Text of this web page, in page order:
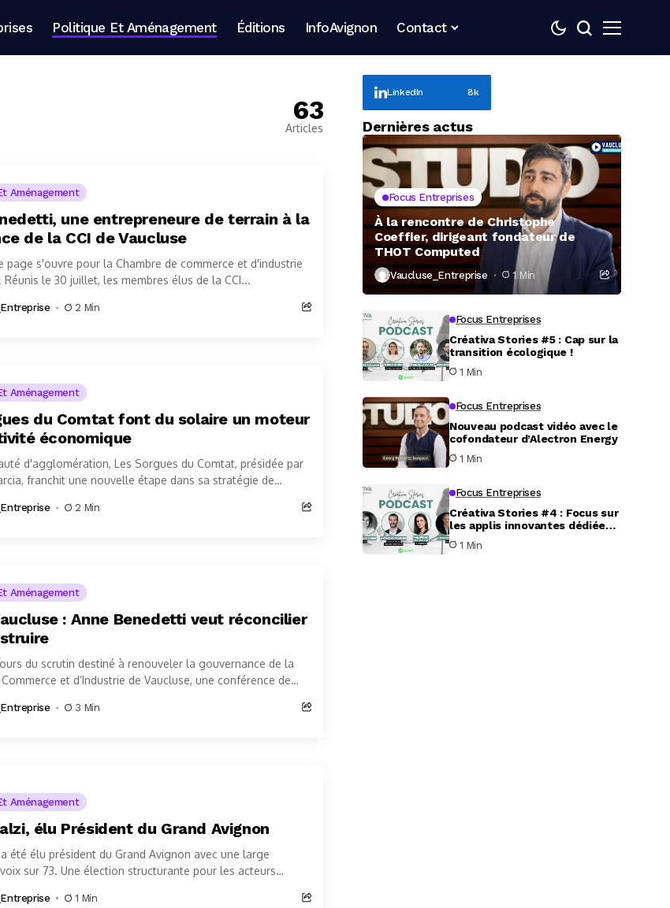
Politique Et Aménagement Éditions InfoAvignon Contact
63
Articles
Aménagement
une entrepreneure de terrain à la
de la CCI de Vaucluse
page s'ouvre pour la Chambre de commerce et d'industrie
Réunis le 30 juillet, les membres élus de la CCI...
2 Min
Aménagement
du Comtat font du solaire un moteur
économique
d'agglomération, Les Sorgues du Comtat, présidée par
franchit une nouvelle étape dans sa stratégie de
2 Min
Aménagement
: Anne Benedetti veut réconcilier
du scrutin destiné à renouveler la gouvernance de la
et d’Industrie de Vaucluse, une conférence de
3 Min
Aménagement
élu Président du Grand Avignon
été élu président du Grand Avignon avec une large
sur 73. Une élection structurante pour les acteurs
1 Min
LinkedIn 8k
Dernières actus
Focus Entreprises
À la rencontre de Christophe
Coeffier, dirigeant fondateur de
THOT Computed
Vaucluse_Entreprise 1 Min
Focus Entreprises
Créativa Stories #5 : Cap sur la
transition écologique !
1 Min
Focus Entreprises
Nouveau podcast vidéo avec le
cofondateur d’Alectron Energy
1 Min
Focus Entreprises
Créativa Stories #4 : Focus sur
les applis innovantes dédiées
au service aux particuliers
1 Min